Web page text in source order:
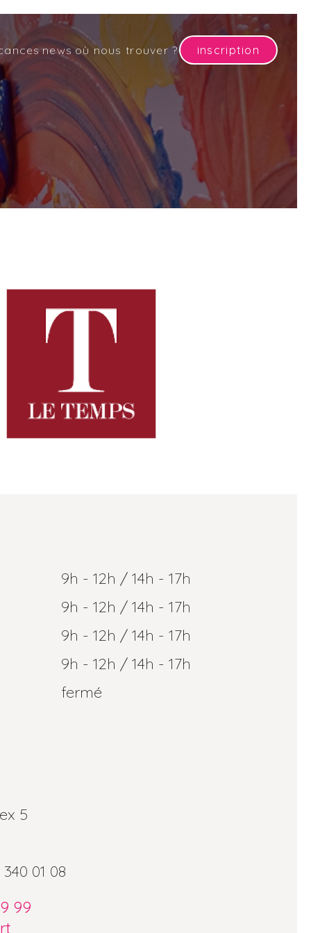
news où nous trouver ? inscription
9h - 12h / 14h - 17h
9h - 12h / 14h - 17h
9h - 12h / 14h - 17h
9h - 12h / 14h - 17h
fermé
5
01 08
99